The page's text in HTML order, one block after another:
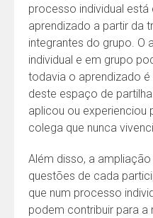
processo individual
aprendizado a partir da
integrantes do grupo. O
individual e em grupo
todavia o aprendizado
deste espaço de
aplicou ou experienciou
colega que nunca
Além disso, a
questões de cada
que num processo
podem contribuir para